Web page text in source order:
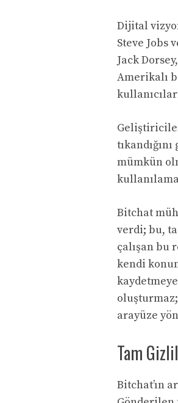
Dijital
Steve Jobs
Jack
Amerikalı
mümkün
Bitchat
verdi; bu,
çalışan bu
kendi
arayüze
Tam
Bitchat’ın